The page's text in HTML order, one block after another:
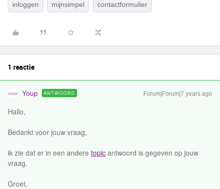
inloggen mijnsimpel contactformulier
1 reactie
Youp ANTWOORD Forum|Forum|7 years ago
Hallo,
Bedankt voor jouw vraag,
ik zie dat er in een andere topic antwoord is gegeven op jouw
vraag.
Groet,